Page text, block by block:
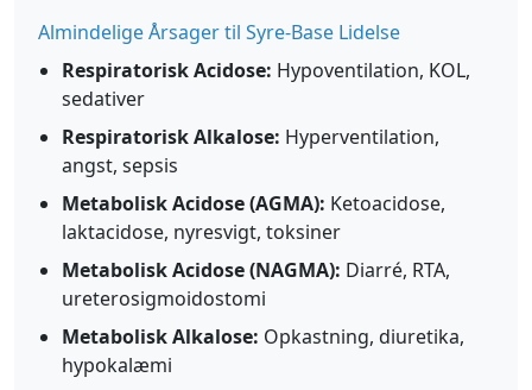
Almindelige Årsager til Syre-Base Lidelse
Respiratorisk Acidose: Hypoventilation, KOL,
sedativer
Respiratorisk Alkalose: Hyperventilation,
angst, sepsis
Metabolisk Acidose (AGMA): Ketoacidose,
laktacidose, nyresvigt, toksiner
Metabolisk Acidose (NAGMA): Diarré, RTA,
ureterosigmoidostomi
Metabolisk Alkalose: Opkastning, diuretika,
hypokalæmi